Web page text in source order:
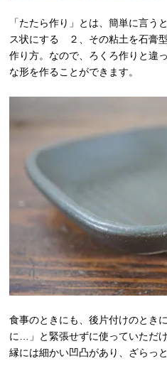
「たたら作り」とは、簡単に言
ス状にする ２、その粘土を石膏
作り方。なので、ろくろ作りと違
な形を作ることができます。
食事のときにも、後片付けのとき
に…」と緊張せずに使っていただ
縁には細かい凹凸があり、ざらっ